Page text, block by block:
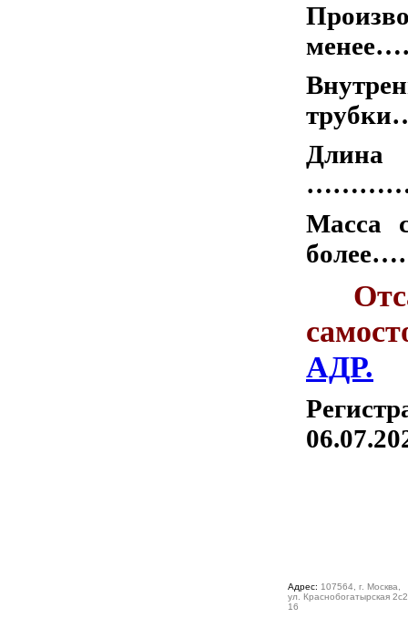
Масса
АДР.
Адрес: 107564, г. Москва,
ул. Краснобогатырская
16